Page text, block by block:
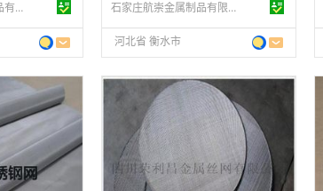
河北华卓金属丝网制品有限公司
石家庄航崇金属制品有限公司
河北省 衡水市
会员注册： 第 9 年
经营模式：
生产制造